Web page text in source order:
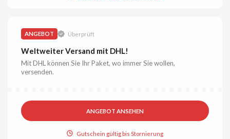
ANGEBOT Überprüft
Weltweiter Versand mit DHL!
Mit DHL können Sie Ihr Paket, wo immer Sie wollen,
versenden.
ANGEBOT ANSEHEN
Gutschein gültig bis Stornierung